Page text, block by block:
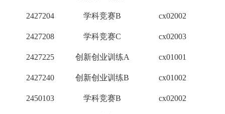
2427204 学科竞赛B cx02002
2427208 学科竞赛C cx02003
2427225 创新创业训练A cx01001
2427240 创新创业训练B cx01002
2450103 学科竞赛B cx02002